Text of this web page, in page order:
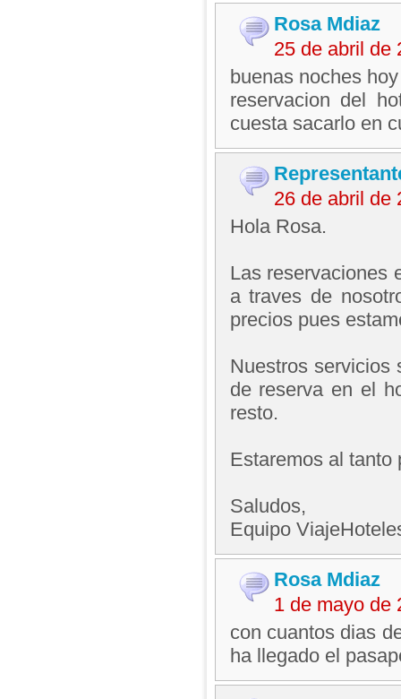
Rosa Mdiaz
25 de abril de
buenas noches
reservacion del
cuesta sacarlo en
26 de abril de
Hola Rosa.
Las reservaciones
a traves de
precios pues
Nuestros servicios
de reserva en el
resto.
Estaremos al tanto
Saludos,
Equipo
Rosa Mdiaz
1 de mayo de
con cuantos dias
ha llegado el